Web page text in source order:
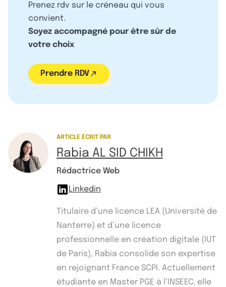
Prenez rdv sur le créneau qui vous
convient.
Soyez accompagné pour être sûr de
votre choix
Prendre RDV
ARTICLE ÉCRIT PAR
Rabia AL SID CHIKH
Rédactrice Web
Linkedin
Titulaire d’une licence LEA (Université de
Nanterre) et d’une licence
professionnelle en création digitale (IUT
de Paris), Rabia consolide son expertise
en rejoignant France SCPI. Actuellement
étudiante en Master PGE à l’INSEEC, elle